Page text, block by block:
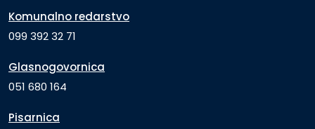
Komunalno redarstvo
099 392 32 71
Glasnogovornica
051 680 164
Pisarnica